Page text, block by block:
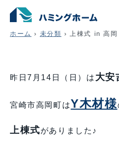
上棟式 in 高岡
ホーム › 未分類 › 上棟式 in 高岡
昨日7月14日（日）は 大安
宮崎市高岡町はY木材様
上棟式がありました♪